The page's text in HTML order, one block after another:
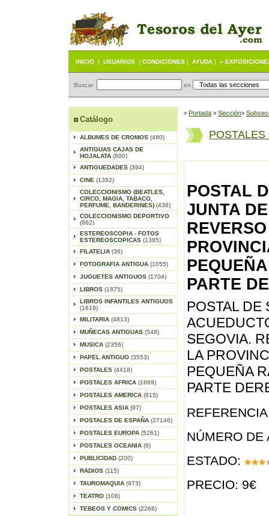
INICIO | USUARIOS | CONDICIONES | AYUDA | «
Buscar en
Catálogo
ALBUMES DE CROMOS (480)
ANTIGUAS CAJAS DE
HOJALATA (800)
ANTIGUEDADES (394)
CINE (1392)
COLECCIONISMO (BEATLES,
CIRCO, MAGIA, TABACO,
PERFUME, BANDERINES) (436)
COLECCIONISMO DEPORTIVO
(862)
ESTEREOSCOPIA - FOTOS
ESTEREOSCOPICAS (1385)
FILATELIA (36)
FOTOGRAFIA ANTIGUA (1055)
JUGUETES ANTIGUOS (1704)
LIBROS (1875)
LIBROS INFANTILES ANTIGUOS
(1619)
MILITARIA (4813)
MUÑECAS ANTIGUAS (548)
MUSICA (2356)
PAPEL ANTIGUO (3553)
POSTALES (4418)
POSTALES AFRICA (1669)
POSTALES AMERICA (615)
POSTALES ASIA (97)
POSTALES DE ESPAÑA (27146)
POSTALES EUROPA (5261)
POSTALES OCEANIA (8)
PUBLICIDAD (200)
RADIOS (115)
TAUROMAQUIA (973)
TEATRO (106)
TEBEOS Y COMICS (2266)
> Portada > Sección>
POSTALES
POSTAL
JUNTA
PARTE
POSTAL DE
SEGOVIA.
LA
PEQUEÑA
PARTE
NÚMERO DE
ESTADO:
PRECIO: 9€